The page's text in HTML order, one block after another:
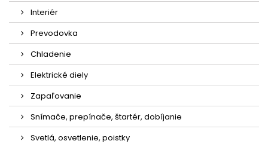
Interiér
Prevodovka
Chladenie
Elektrické diely
Zapaľovanie
Snímače, prepínače, štartér, dobíjanie
Svetlá, osvetlenie, poistky